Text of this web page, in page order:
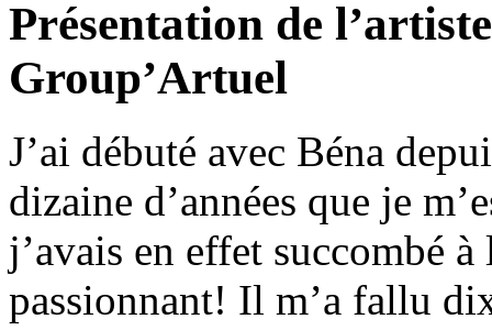
Présentation de
Group’Artuel
J’ai débuté avec Béna
dizaine d’années que je
j’avais en effet succombé à
passionnant! Il m’a fallu